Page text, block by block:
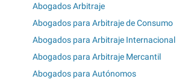
Abogados Arbitraje
Abogados para Arbitraje de Consumo
Abogados para Arbitraje Internacional
Abogados para Arbitraje Mercantil
Abogados para Autónomos